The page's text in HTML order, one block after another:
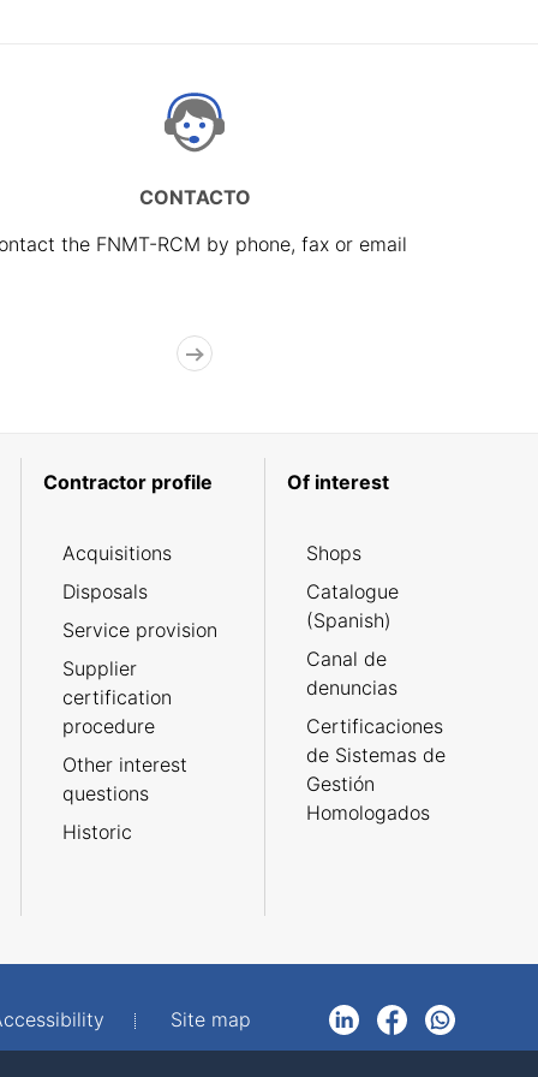
CONTACTO
the FNMT-RCM by phone, fax or email
Contractor profile
Acquisitions
Disposals
Service provision
Supplier
certification
procedure
Other interest
questions
Historic
Of interest
Shops
Catalogue
(Spanish)
Canal de
denuncias
Certificaciones
de Sistemas de
Gestión
Homologados
Site map
LinkedInFacebookWhatsApp